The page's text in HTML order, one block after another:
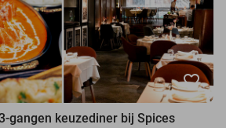
favorite_border
gangen keuzediner bij Spices